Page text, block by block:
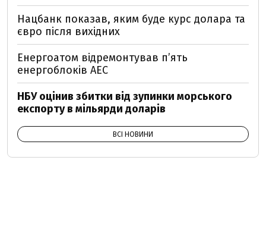
Нацбанк показав, яким буде курс долара та
євро після вихідних
Енергоатом відремонтував п’ять
енергоблоків АЕС
НБУ оцінив збитки від зупинки морського
експорту в мільярди доларів
ВСІ НОВИНИ